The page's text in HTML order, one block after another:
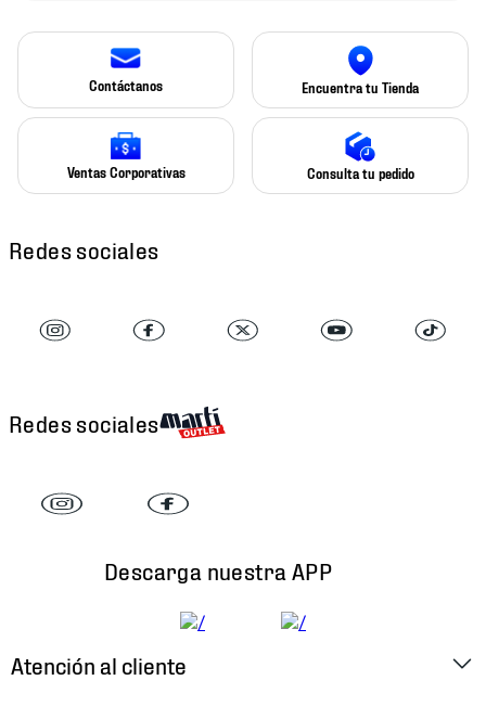
Contáctanos Encuentra tu Tienda
Ventas Corporativas Consulta tu pedido
Redes sociales
Redes sociales
Descarga nuestra APP
Atención al cliente